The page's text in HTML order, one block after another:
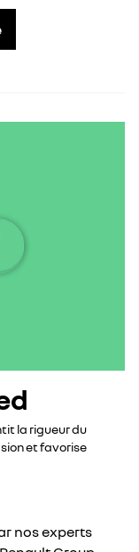
la rigueur du
et favorise
nos experts